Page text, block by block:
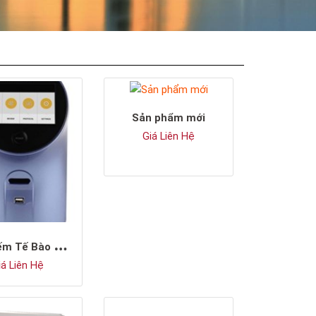
M
áy Đếm Tế Bào Nấm Men Tự Động
Liên Hệ
Sản phẩm mới
Giá Liên Hệ